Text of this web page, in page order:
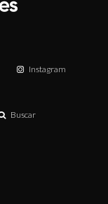
Instagram
Buscar